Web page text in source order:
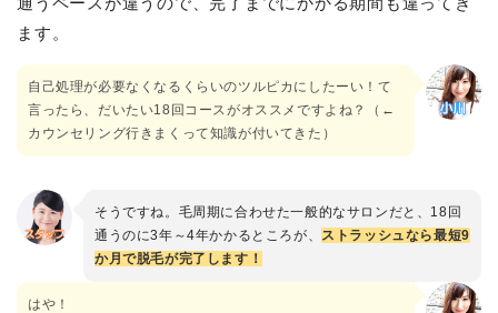
ます。
自己処理が必要なくなるくらいのツルピカにしたーい！て
言ったら、だいたい18回コースがオススメですよね？（←
カウンセリング行きまくって知識が付いてきた）
そうですね。毛周期に合わせた一般的なサロンだと、18回
通うのに3年～4年かかるところが、 ストラッシュなら最短9
か月で脱毛が完了します！
はや！